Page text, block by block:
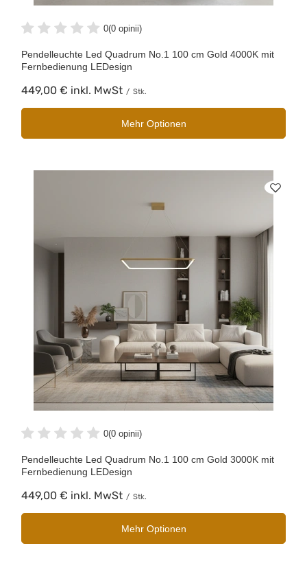
0(0 opinii)
Pendelleuchte Led Quadrum No.1 100 cm Gold 4000K mit
Fernbedienung LEDesign
449,00 € inkl. MwSt / Stk.
Mehr Optionen
0(0 opinii)
Pendelleuchte Led Quadrum No.1 100 cm Gold 3000K mit
Fernbedienung LEDesign
449,00 € inkl. MwSt / Stk.
Mehr Optionen